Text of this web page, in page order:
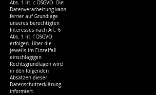
Abs. 1 lit. c DSGVO. Die
Datenverarbeitung kann
ferner auf Grundlage
unseres berechtigten
Interesses nach Art. 6
Abs. 1 lit. f DSGVO
erfolgen. Über die
jeweils im Einzelfall
einschlägigen
Rechtsgrundlagen wird
in den folgenden
Absätzen dieser
Datenschutzerklärung
informiert.